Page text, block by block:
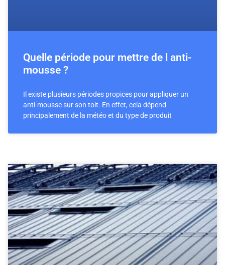
Quelle période pour mettre de l anti-
mousse ?
Il existe plusieurs périodes propices pour appliquer un
anti-mousse sur son toit. En effet, cela dépend
principalement de la météo et du type de produit